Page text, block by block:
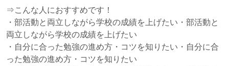
⇒こんな人におすすめです！
・部活動と両立しながら学校の成績を上げたい・部活動と
両立しながら学校の成績を上げたい
・自分に合った勉強の進め方・コツを知りたい・自分に合
った勉強の進め方・コツを知りたい